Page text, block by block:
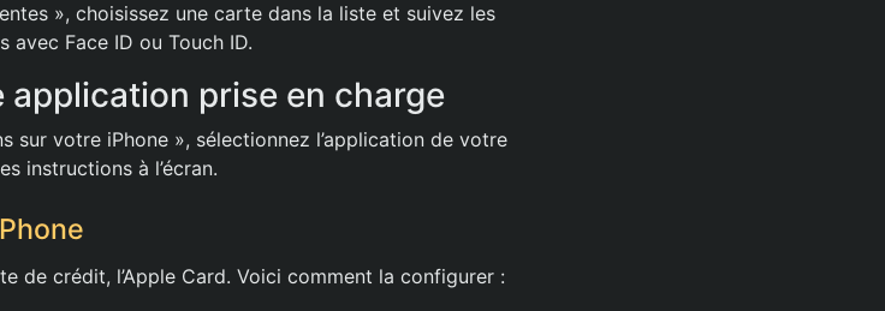
», choisissez une carte dans la liste et suivez les
avec Face ID ou Touch ID.
application prise en charge
sur votre iPhone », sélectionnez l’application de votre
instructions à l’écran.
de crédit, l’Apple Card. Voici comment la configurer :